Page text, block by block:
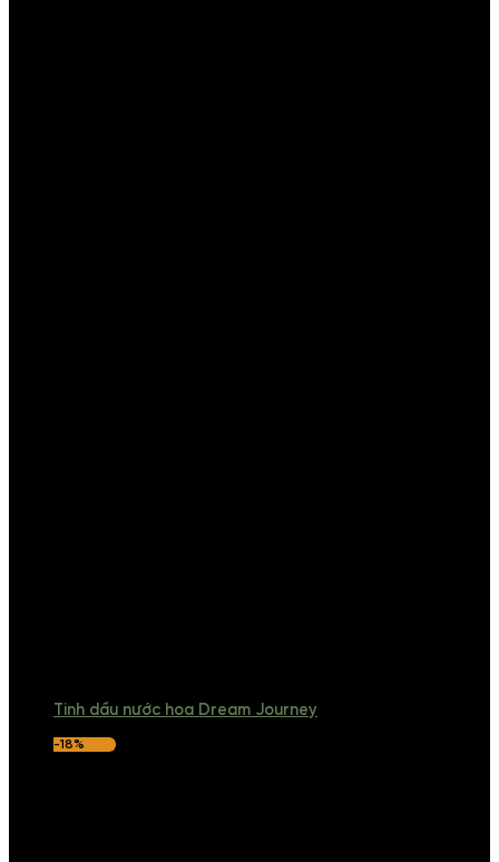
Tinh dầu nước hoa Dream Journey
-18%